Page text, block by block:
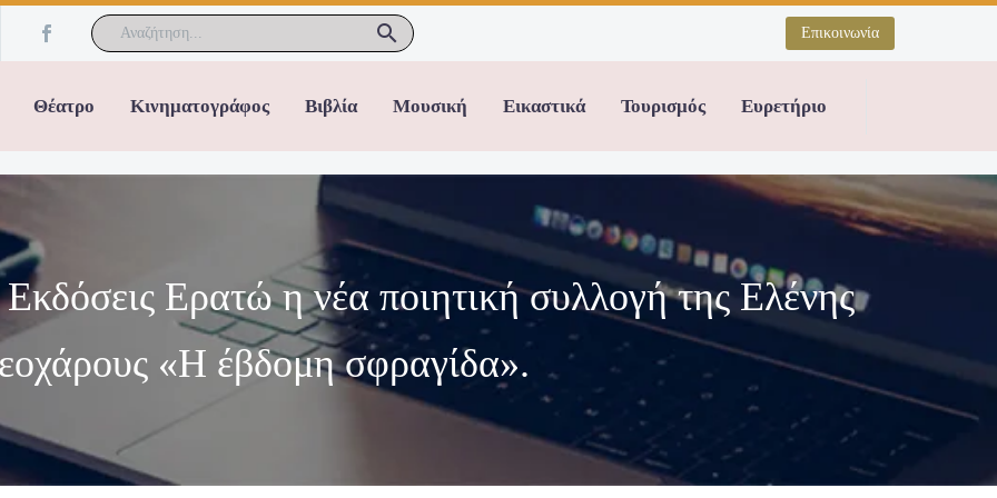
Επικοινωνία
Θέατρο Κινηματογράφος Βιβλία Μουσική Εικαστικά Τουρισμός Ευρετήριο
Ερατώ η νέα ποιητική συλλογή της Ελένης
«Η έβδομη σφραγίδα».